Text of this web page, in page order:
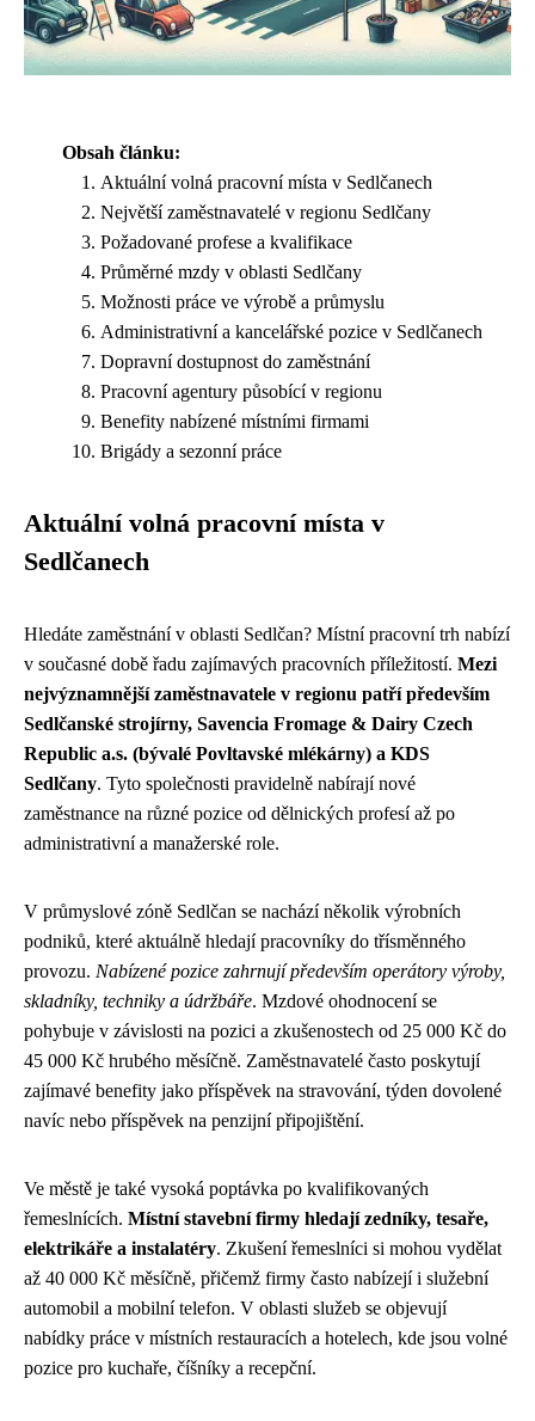
Obsah článku:
Aktuální volná pracovní místa v Sedlčanech
Největší zaměstnavatelé v regionu Sedlčany
Požadované profese a kvalifikace
Průměrné mzdy v oblasti Sedlčany
Možnosti práce ve výrobě a průmyslu
Administrativní a kancelářské pozice v Sedlčanech
Dopravní dostupnost do zaměstnání
Pracovní agentury působící v regionu
Benefity nabízené místními firmami
Brigády a sezonní práce
Aktuální volná pracovní místa v
Sedlčanech
Hledáte zaměstnání v oblasti Sedlčan? Místní pracovní trh nabízí
v současné době řadu zajímavých pracovních příležitostí. Mezi
nejvýznamnější zaměstnavatele v regionu patří především
Sedlčanské strojírny, Savencia Fromage & Dairy Czech
Republic a.s. (bývalé Povltavské mlékárny) a KDS
Sedlčany. Tyto společnosti pravidelně nabírají nové
zaměstnance na různé pozice od dělnických profesí až po
administrativní a manažerské role.
V průmyslové zóně Sedlčan se nachází několik výrobních
podniků, které aktuálně hledají pracovníky do třísměnného
provozu. Nabízené pozice zahrnují především operátory výroby,
skladníky, techniky a údržbáře. Mzdové ohodnocení se
pohybuje v závislosti na pozici a zkušenostech od 25 000 Kč do
45 000 Kč hrubého měsíčně. Zaměstnavatelé často poskytují
zajímavé benefity jako příspěvek na stravování, týden dovolené
navíc nebo příspěvek na penzijní připojištění.
Ve městě je také vysoká poptávka po kvalifikovaných
řemeslnících. Místní stavební firmy hledají zedníky, tesaře,
elektrikáře a instalatéry. Zkušení řemeslníci si mohou vydělat
až 40 000 Kč měsíčně, přičemž firmy často nabízejí i služební
automobil a mobilní telefon. V oblasti služeb se objevují
nabídky práce v místních restauracích a hotelech, kde jsou volné
pozice pro kuchaře, číšníky a recepční.